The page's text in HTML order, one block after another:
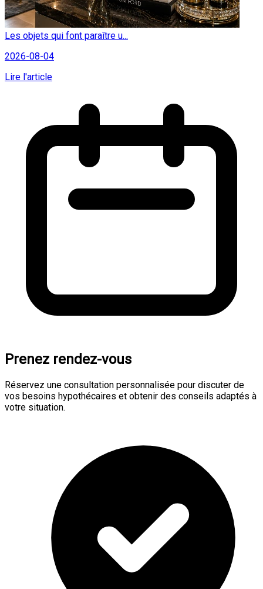
Les objets qui font paraître u...
2026-08-04
Lire l'article
Prenez rendez-vous
Réservez une consultation personnalisée pour discuter de
vos besoins hypothécaires et obtenir des conseils adaptés à
votre situation.